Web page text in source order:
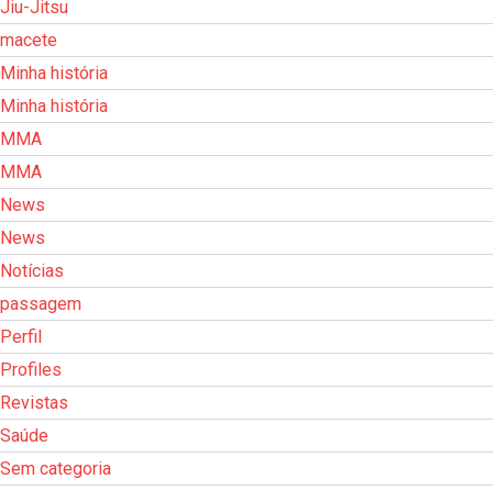
Jiu-Jitsu
macete
Minha história
Minha história
MMA
MMA
News
News
Notícias
passagem
Perfil
Profiles
Revistas
Saúde
Sem categoria